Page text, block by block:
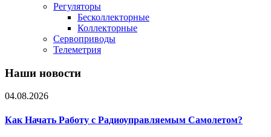
Регуляторы
Бесколлекторные
Коллекторные
Сервоприводы
Телеметрия
Наши новости
04.08.2026
Как Начать Работу с Радиоуправляемым Самолетом?